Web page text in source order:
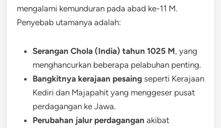
mengalami kemunduran pada abad ke-11 M.
Penyebab utamanya adalah:
Serangan Chola (India) tahun 1025 M, yang
menghancurkan beberapa pelabuhan penting.
Bangkitnya kerajaan pesaing seperti Kerajaan
Kediri dan Majapahit yang menggeser pusat
perdagangan ke Jawa.
Perubahan jalur perdagangan akibat